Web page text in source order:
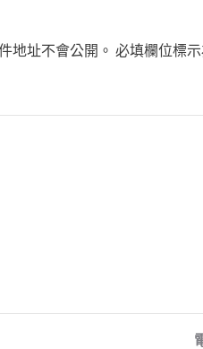
地址不會公開。 必填欄位標